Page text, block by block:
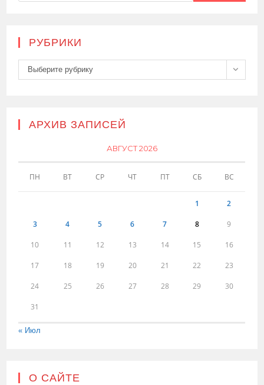
РУБРИКИ
Рубрики
Выберите рубрику
АРХИВ ЗАПИСЕЙ
АВГУСТ 2026
ПН ВТ СР ЧТ ПТ СБ ВС
1 2
3 4 5 6 7 8 9
10 11 12 13 14 15 16
17 18 19 20 21 22 23
24 25 26 27 28 29 30
31
« Июл
О САЙТЕ